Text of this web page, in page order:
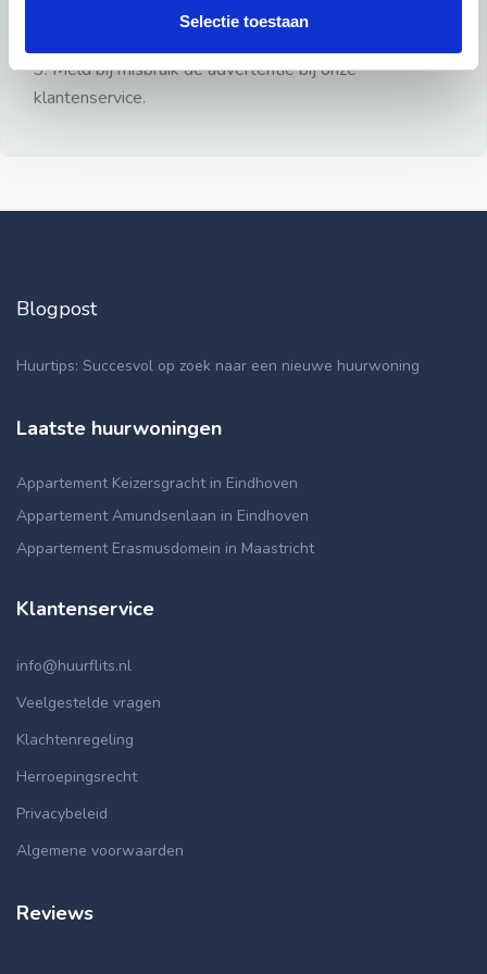
Selectie toestaan
3: Meld bij misbruik de advertentie bij onze
klantenservice.
Blogpost
Huurtips: Succesvol op zoek naar een nieuwe huurwoning
Laatste huurwoningen
Appartement Keizersgracht in Eindhoven
Appartement Amundsenlaan in Eindhoven
Appartement Erasmusdomein in Maastricht
Klantenservice
info@huurflits.nl
Veelgestelde vragen
Klachtenregeling
Herroepingsrecht
Privacybeleid
Algemene voorwaarden
Reviews